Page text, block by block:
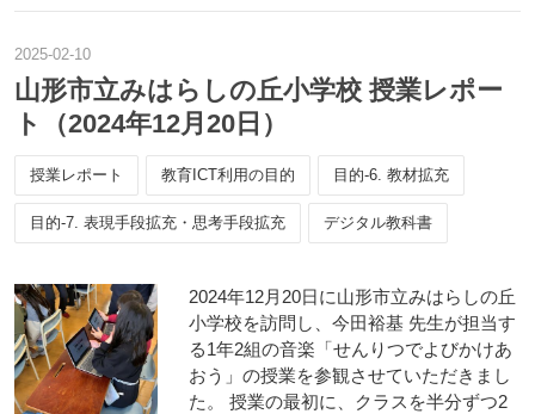
2025-02-10
山形市立みはらしの丘小学校 授業レポー
ト（2024年12月20日）
授業レポート 教育ICT利用の目的 目的-6. 教材拡充
目的-7. 表現手段拡充・思考手段拡充 デジタル教科書
2024年12月20日に山形市立みはらしの丘
小学校を訪問し、今田裕基 先生が担当す
る1年2組の音楽「せんりつでよびかけあ
おう」の授業を参観させていただきまし
た。 授業の最初に、クラスを半分ずつ2